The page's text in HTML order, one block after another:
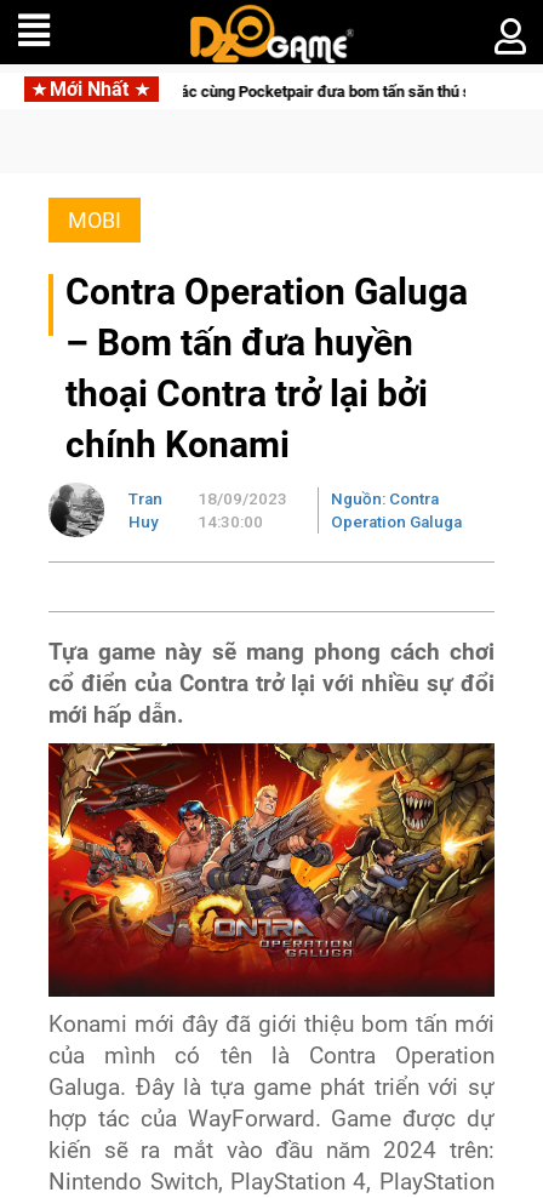
Mới Nhất
hợp tác cùng Pocketpair đưa bom tấn săn thú sinh tồn lên di động với tên
MOBI
Contra Operation Galuga
– Bom tấn đưa huyền
thoại Contra trở lại bởi
chính Konami
Tran
Huy
18/09/2023
14:30:00
Nguồn: Contra
Operation Galuga
Tựa game này sẽ mang phong cách chơi
cổ điển của Contra trở lại với nhiều sự đổi
mới hấp dẫn.
Konami mới đây đã giới thiệu bom tấn mới
của mình có tên là Contra Operation
Galuga. Đây là tựa game phát triển với sự
hợp tác của WayForward. Game được dự
kiến sẽ ra mắt vào đầu năm 2024 trên:
Nintendo Switch, PlayStation 4, PlayStation